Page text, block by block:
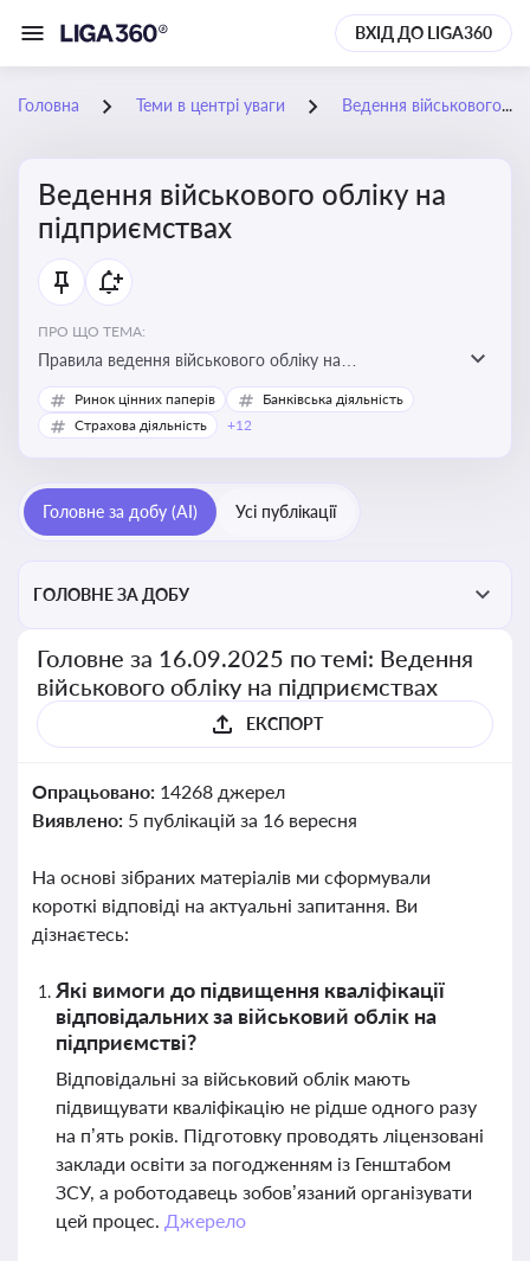
ВХІД ДО LIGA360
Головна Теми в центрі уваги Ведення військового обліку на підприємствах
Ведення військового обліку на
підприємствах
ПРО ЩО ТЕМА:
Правила ведення військового обліку на
підприємствах в умовах воєнного стану
Ринок цінних паперів
Банківська діяльність
Страхова діяльність
+12
Головне за добу (AI) Усі публікації
ГОЛОВНЕ ЗА ДОБУ
Головне за 16.09.2025 по темі: Ведення
військового обліку на підприємствах
ЕКСПОРТ
Опрацьовано: 14268 джерел
Виявлено: 5 публікацій за 16 вересня
На основі зібраних матеріалів ми сформували
короткі відповіді на актуальні запитання. Ви
дізнаєтесь:
Які вимоги до підвищення кваліфікації
відповідальних за військовий облік на
підприємстві?
Відповідальні за військовий облік мають
підвищувати кваліфікацію не рідше одного разу
на п’ять років. Підготовку проводять ліцензовані
заклади освіти за погодженням із Генштабом
ЗСУ, а роботодавець зобов’язаний організувати
цей процес. Джерело